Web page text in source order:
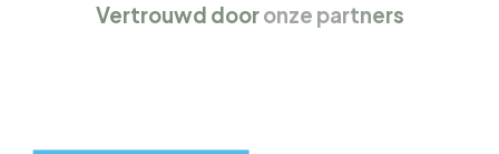
Vertrouwd dooronze partners